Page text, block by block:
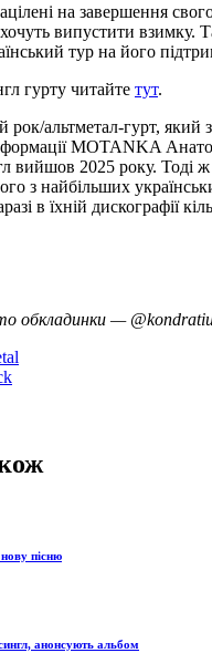
на завершення
випустити взимку.
тур на його
гурту читайте тут.
альтметал-гурт, який
формації MOTANKA
вийшов 2025 року. Тоді ж
з найбільших
в їхній дискографії
обкладинки —
пісню
анонсують альбом